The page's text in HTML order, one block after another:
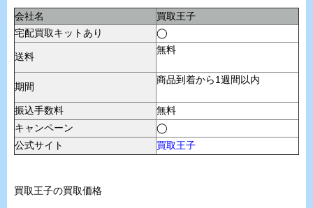
会社名
買取王子
宅配買取キットあり
◯
送料
無料
期間
商品到着から1週間以内
振込手数料
無料
キャンペーン
◯
公式サイト
買取王子
買取王子の買取価格